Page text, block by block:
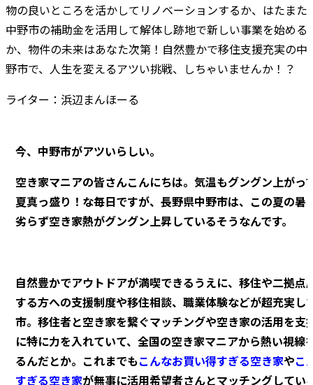
物の良いところを活かしてリノベーションするか、はたまた
中野市の補助金を活用して解体し跡地で新しい事業を始める
か、物件の未来はあなた次第！自然豊かで移住支援充実の中
野市で、人生を変えるアツい挑戦、しちゃいませんか！？
ライター：浜辺まんほーる
今、中野市がアツいらしい。
空き家マニアの皆さんこんにちは。気温もグングン上がっ
夏真っ盛り！な毎日ですが、長野県中野市は、この夏の暑
劣らず空き家熱がグングン上昇しているそうなんです。
自然豊かでアウトドアが満喫できるうえに、移住や二拠点
する方への支援制度や移住相談、職業体験などが超充実し
市。移住者と空き家を繋ぐマッチングや空き家の活用を支
に特に力を入れていて、全国の空き家マニアから熱い視線
るんだとか。これまでもこんなお買い得すぎる空き家やこ
すぎる空き家が無事に活用希望者さんとマッチングしてい